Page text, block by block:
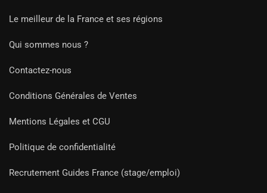
Le meilleur de la France et ses régions
Qui sommes nous ?
Contactez-nous
Conditions Générales de Ventes
Mentions Légales et CGU
Politique de confidentialité
Recrutement Guides France (stage/emploi)